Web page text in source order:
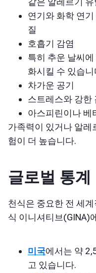
연기와 화학 연
질
호흡기 감염
특히 추운 날씨
화시킬 수 있습니
차가운 공기
스트레스와 강한
아스피린이나 베
가족력이 있거나 알레
험이 더 높습니다.
글로벌 통계
천식은 중요한 전 세
식 이니셔티브(GINA)
미국에서는 약
고 있습니다.